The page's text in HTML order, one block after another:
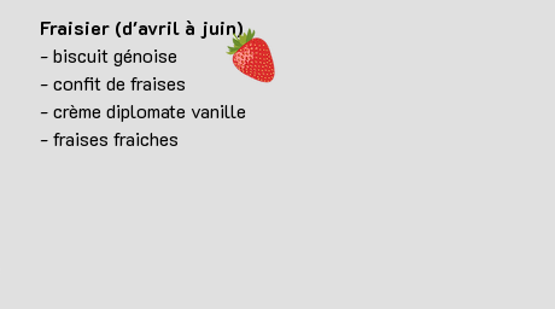
Fraisier (d'avril à juin)
- biscuit génoise
- confit de fraises
- crème diplomate vanille
- fraises fraiches